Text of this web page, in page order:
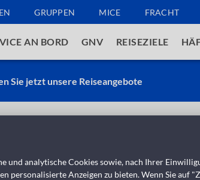
GRUPPEN MICE FRACHT
AN BORD GNV REISEZIELE
Sie jetzt unsere Reiseangebote
Unsere
und analytische Cookies sowie, nach Ihrer
personalisierte Anzeigen zu bieten. Wenn Sie auf